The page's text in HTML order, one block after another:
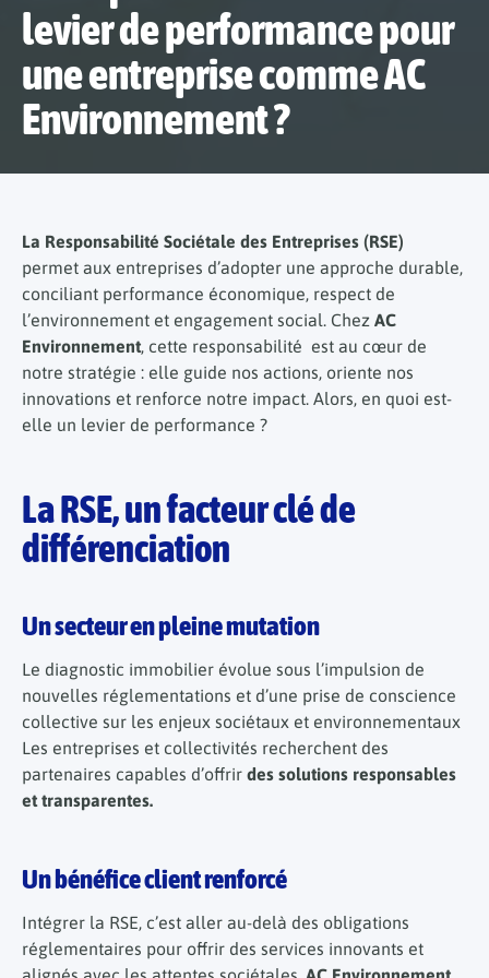
levier de performance pour
une entreprise comme AC
Environnement ?
La Responsabilité Sociétale des Entreprises (RSE)
permet aux entreprises d’adopter une approche durable,
conciliant performance économique, respect de
l’environnement et engagement social. Chez AC
Environnement, cette responsabilité est au cœur de
notre stratégie : elle guide nos actions, oriente nos
innovations et renforce notre impact. Alors, en quoi est-
elle un levier de performance ?
La RSE, un facteur clé de
différenciation
Un secteur en pleine mutation
Le diagnostic immobilier évolue sous l’impulsion de
nouvelles réglementations et d’une prise de conscience
collective sur les enjeux sociétaux et environnementaux
Les entreprises et collectivités recherchent des
partenaires capables d’offrir des solutions responsables
et transparentes.
Un bénéfice client renforcé
Intégrer la RSE, c’est aller au-delà des obligations
réglementaires pour offrir des services innovants et